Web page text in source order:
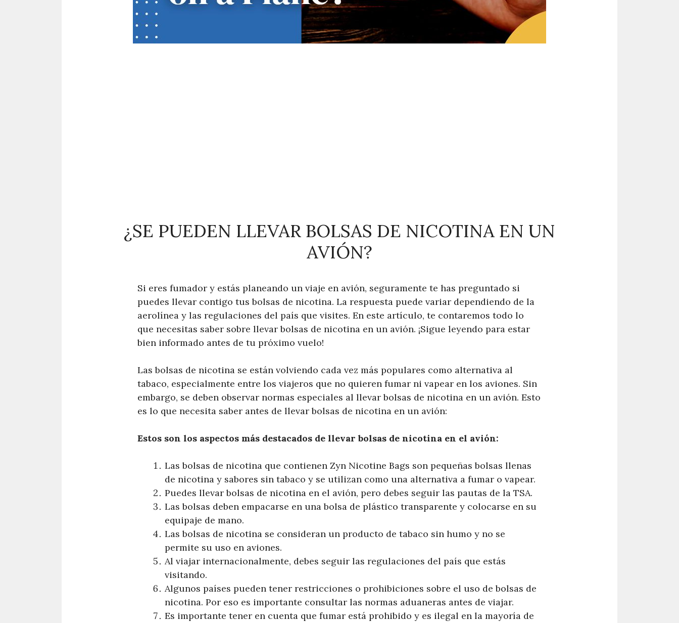
¿SE PUEDEN LLEVAR BOLSAS DE NICOTINA EN UN
AVIÓN?
Si eres fumador y estás planeando un viaje en avión, seguramente te has preguntado si
puedes llevar contigo tus bolsas de nicotina. La respuesta puede variar dependiendo de la
aerolínea y las regulaciones del país que visites. En este artículo, te contaremos todo lo
que necesitas saber sobre llevar bolsas de nicotina en un avión. ¡Sigue leyendo para estar
bien informado antes de tu próximo vuelo!
Las bolsas de nicotina se están volviendo cada vez más populares como alternativa al
tabaco, especialmente entre los viajeros que no quieren fumar ni vapear en los aviones. Sin
embargo, se deben observar normas especiales al llevar bolsas de nicotina en un avión. Esto
es lo que necesita saber antes de llevar bolsas de nicotina en un avión:
Estos son los aspectos más destacados de llevar bolsas de nicotina en el avión:
Las bolsas de nicotina que contienen Zyn Nicotine Bags son pequeñas bolsas llenas
de nicotina y sabores sin tabaco y se utilizan como una alternativa a fumar o vapear.
Puedes llevar bolsas de nicotina en el avión, pero debes seguir las pautas de la TSA.
Las bolsas deben empacarse en una bolsa de plástico transparente y colocarse en su
equipaje de mano.
Las bolsas de nicotina se consideran un producto de tabaco sin humo y no se
permite su uso en aviones.
Al viajar internacionalmente, debes seguir las regulaciones del país que estás
visitando.
Algunos países pueden tener restricciones o prohibiciones sobre el uso de bolsas de
nicotina. Por eso es importante consultar las normas aduaneras antes de viajar.
Es importante tener en cuenta que fumar está prohibido y es ilegal en la mayoría de